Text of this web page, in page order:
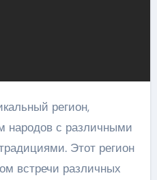
регион,
народов с различными
Этот регион
встречи различных